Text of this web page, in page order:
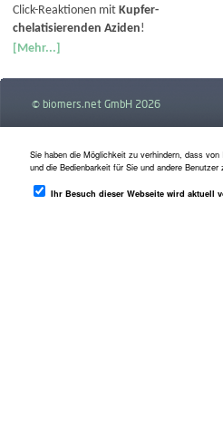
Click-Reaktionen mit Kupfer-
chelatisierenden Aziden!
[Mehr...]
© biomers.net GmbH 2026